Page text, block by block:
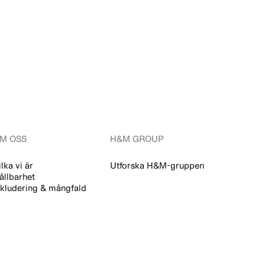
OSS
vi är
& mångfald
H&M GROUP
Utforska H&M-gruppen